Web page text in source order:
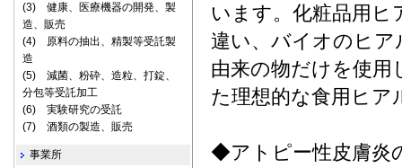
います。化粧品用
違い、バイオのヒア
由来の物だけを使用
た理想的な食用ヒア
◆アトピー性皮膚炎
(3) 健康、医療機器の開発、製
造、販売
(4) 原料の抽出、精製等受託製
造
(5) 減菌、粉砕、造粒、打錠、
分包等受託加工
(6) 実験研究の受託
(7) 酒類の製造、販売
事業所